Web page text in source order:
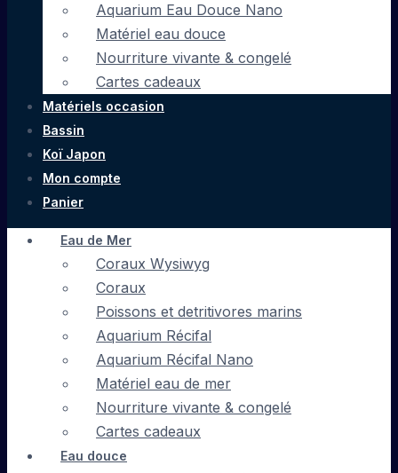
Aquarium Eau Douce Nano
Matériel eau douce
Nourriture vivante & congelé
Cartes cadeaux
Matériels occasion
Bassin
Koï Japon
Mon compte
Panier
Eau de Mer
Coraux Wysiwyg
Coraux
Poissons et detritivores marins
Aquarium Récifal
Aquarium Récifal Nano
Matériel eau de mer
Nourriture vivante & congelé
Cartes cadeaux
Eau douce